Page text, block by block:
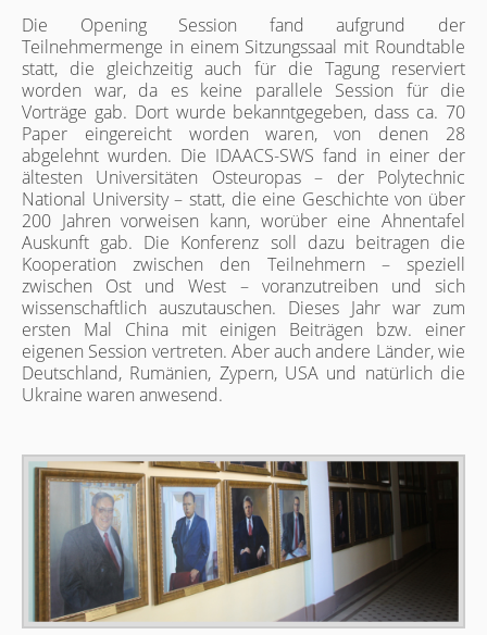
Die Opening Session fand aufgrund der
Teilnehmermenge in einem Sitzungssaal mit Roundtable
statt, die gleichzeitig auch für die Tagung reserviert
worden war, da es keine parallele Session für die
Vorträge gab. Dort wurde bekanntgegeben, dass ca. 70
Paper eingereicht worden waren, von denen 28
abgelehnt wurden. Die IDAACS-SWS fand in einer der
ältesten Universitäten Osteuropas – der Polytechnic
National University – statt, die eine Geschichte von über
200 Jahren vorweisen kann, worüber eine Ahnentafel
Auskunft gab. Die Konferenz soll dazu beitragen die
Kooperation zwischen den Teilnehmern – speziell
zwischen Ost und West – voranzutreiben und sich
wissenschaftlich auszutauschen. Dieses Jahr war zum
ersten Mal China mit einigen Beiträgen bzw. einer
eigenen Session vertreten. Aber auch andere Länder, wie
Deutschland, Rumänien, Zypern, USA und natürlich die
Ukraine waren anwesend.